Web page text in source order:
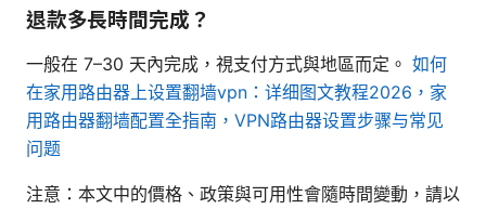
退款多長時間完成？
一般在 7–30 天內完成，視支付方式與地區而定。 如何
在家用路由器上设置翻墙vpn：详细图文教程2026，家
用路由器翻墙配置全指南，VPN路由器设置步骤与常见
问题
注意：本文中的價格、政策與可用性會隨時間變動，請以